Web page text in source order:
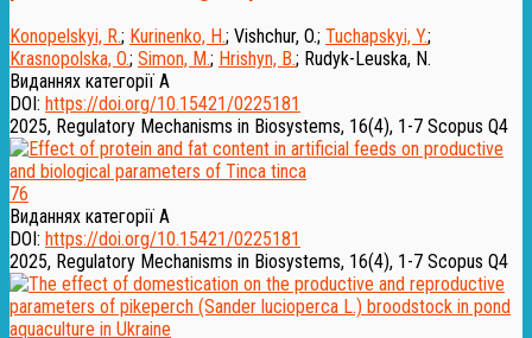
Konopelskyi, R.; Kurinenko, H.; Vishchur, O.; Tuchapskyi, Y.;
Krasnopolska, O.; Simon, M.; Hrishyn, B.; Rudyk-Leuska, N.
Виданнях категорії А
DOI: https://doi.org/10.15421/0225181
2025, Regulatory Mechanisms in Biosystems, 16(4), 1-7 Scopus Q4
76
Виданнях категорії А
DOI: https://doi.org/10.15421/0225181
2025, Regulatory Mechanisms in Biosystems, 16(4), 1-7 Scopus Q4